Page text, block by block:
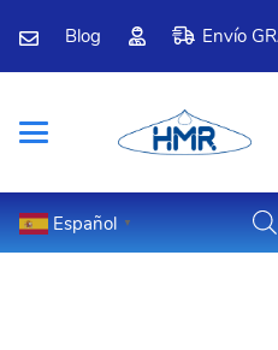
Blog Envío
Español ▼